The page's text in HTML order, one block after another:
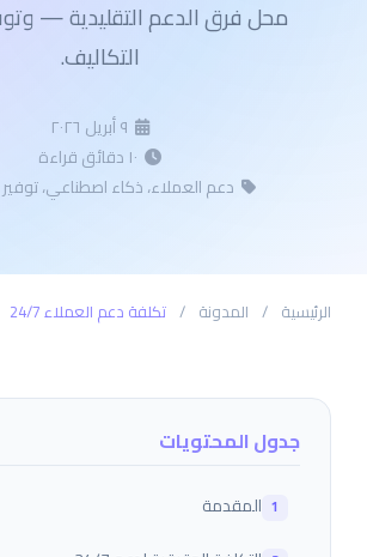
التكاليف.
٩ أبريل ٢٠٢٦
١٠ دقائق قراءة
دعم العملاء، ذكاء اصطناعي، توفير
الرئيسية / المدونة / تكلفة دعم العملاء 24/7
جدول المحتويات
المقدمة